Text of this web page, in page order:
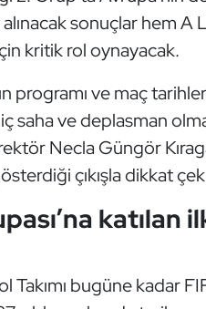
sonuçlar hem
kritik rol oynayacak.
programı ve maç
iç saha ve deplasman
Necla Güngör
çıkışla dikkat
katılan
Takımı bugüne kadar